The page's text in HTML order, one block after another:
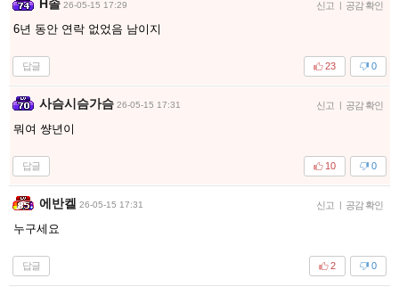
H솔 26-05-15 17:29 신고 | 공감 확인
6년 동안 연락 없었음 남이지
답글 0
23
사슴시슴가슴 26-05-15 17:31 신고 | 공감 확인
뭐여 썅년이
답글 0
10
에반켈 26-05-15 17:31 신고 | 공감 확인
누구세요
답글 0
2